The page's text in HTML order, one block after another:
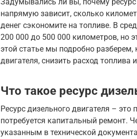
напрямую зависит, сколько
денег сэкономите на топливе. В
200 000 до 500 000 километров, но
этой статье мы подробно разберем,
двигателя, снизить расход
Что такое ресурс
Ресурс дизельного двигателя –
потребуется капитальный ремонт.
указанным в технической